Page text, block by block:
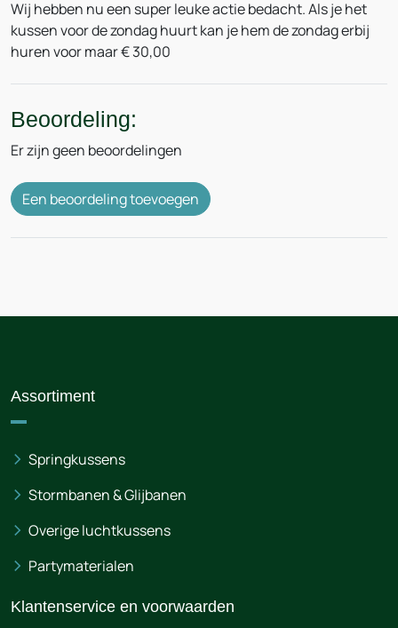
Wij hebben nu een super leuke actie bedacht. Als je het
kussen voor de zondag huurt kan je hem de zondag erbij
huren voor maar € 30,00
Beoordeling:
Er zijn geen beoordelingen
Een beoordeling toevoegen
Assortiment
Springkussens
Stormbanen & Glijbanen
Overige luchtkussens
Partymaterialen
Klantenservice en voorwaarden